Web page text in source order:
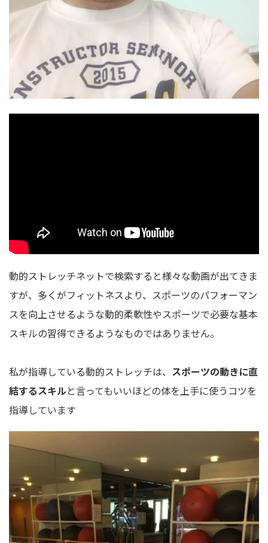
動的ストレッチネットで検索すると様々な動画が出てきま
すが、多くがフィットネスより、スポーツのパフォーマン
スを向上させるような動的柔軟性やスポーツで必要な基本
スキルの習得できるようなものではありません。
私が指導している動的ストレッチは、 スポーツの動きに直
結するスキルと言ってもいいほどの体を上手に使うコツを
指導しています